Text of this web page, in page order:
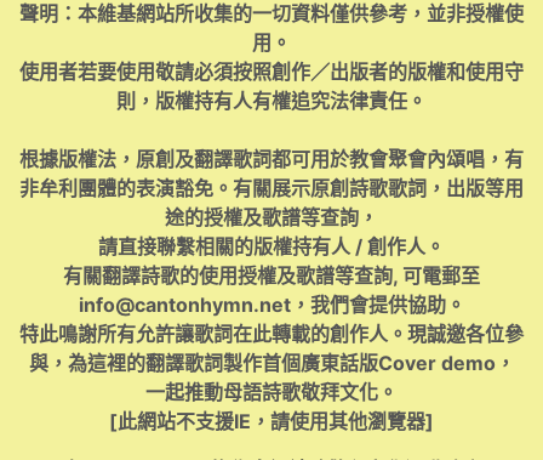
聲明：本維基網站所收集的一切資料僅供參考，並非授權使
用。
使用者若要使用敬請必須按照創作／出版者的版權和使用守
則，版權持有人有權追究法律責任。
根據版權法，原創及翻譯歌詞都可用於教會聚會內頌唱，有
非牟利團體的表演豁免。有關展示原創詩歌歌詞，出版等用
途的授權及歌譜等查詢，
請直接聯繫相關的版權持有人 / 創作人。
有關翻譯詩歌的使用授權及歌譜等查詢, 可電郵至
info@cantonhymn.net，我們會提供協助。
特此鳴謝所有允許讓歌詞在此轉載的創作人。現誠邀各位參
與，為這裡的翻譯歌詞製作首個廣東話版Cover demo，
一起推動母語詩歌敬拜文化。
[此網站不支援IE，請使用其他瀏覽器]